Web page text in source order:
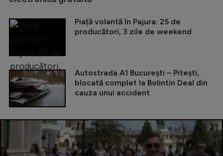
Piață volantă în Pajura: 25 de
producători, 3 zile de weekend
Autostrada A1 București – Pitești,
blocată complet la Bolintin Deal din
cauza unui accident